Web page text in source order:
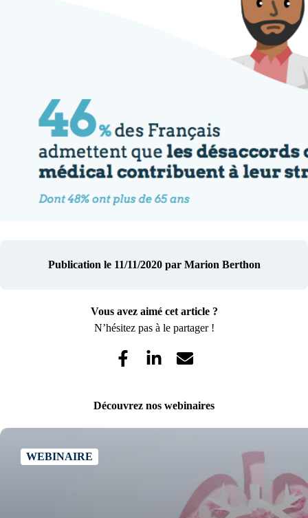
Publication le 11/11/2020 par Marion Berthon
Vous avez aimé cet article ?
N’hésitez pas à le partager !
Découvrez nos webinaires
WEBINAIRE